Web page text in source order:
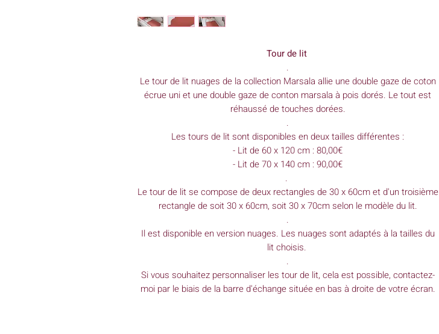
Tour de lit
.
Le tour de lit nuages de la collection Marsala allie une double gaze de coton
écrue uni et une double gaze de conton marsala à pois dorés. Le tout est
réhaussé de touches dorées.
.
Les tours de lit sont disponibles en deux tailles différentes :
- Lit de 60 x 120 cm : 80,00€
- Lit de 70 x 140 cm : 90,00€
.
Le tour de lit se compose de deux rectangles de 30 x 60cm et d'un troisième
rectangle de soit 30 x 60cm, soit 30 x 70cm selon le modèle du lit.
.
Il est disponible en version nuages. Les nuages sont adaptés à la tailles du
lit choisis.
.
Si vous souhaitez personnaliser les tour de lit, cela est possible, contactez-
moi par le biais de la barre d'échange située en bas à droite de votre écran.